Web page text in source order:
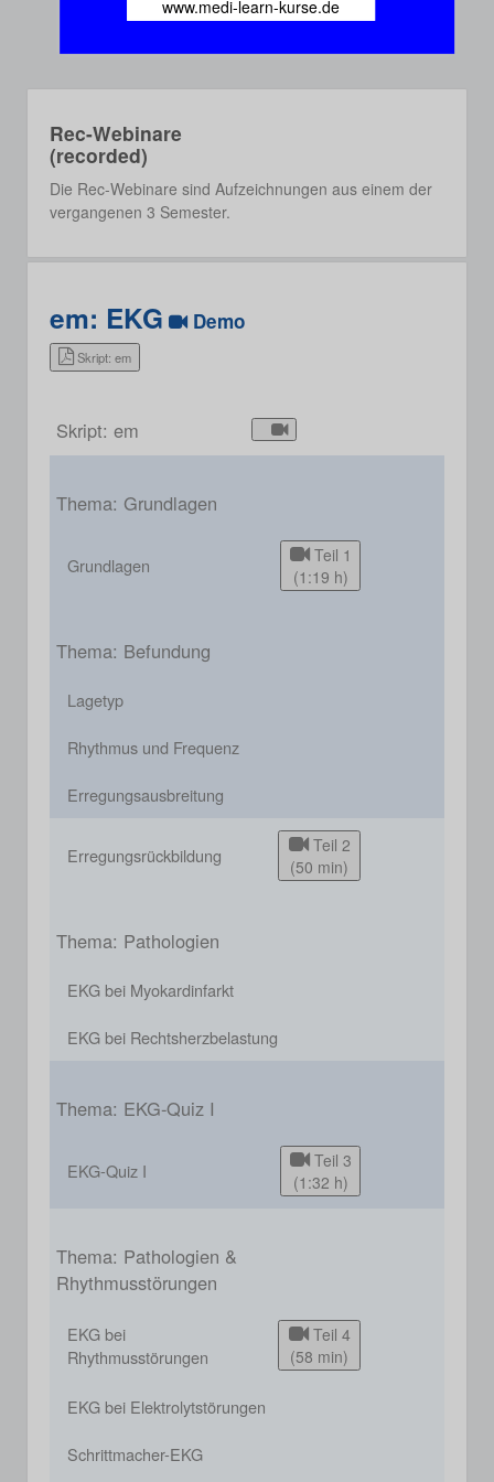
www.medi-learn-kurse.de
Rec-Webinare
(recorded)
Die Rec-Webinare sind Aufzeichnungen aus einem der
vergangenen 3 Semester.
em: EKG Demo
Skript: em
Skript: em
Thema: Grundlagen
Grundlagen
Teil 1
(1:19 h)
Thema: Befundung
Lagetyp
Rhythmus und Frequenz
Erregungsausbreitung
Erregungsrückbildung
Teil 2
(50 min)
Thema: Pathologien
EKG bei Myokardinfarkt
EKG bei Rechtsherzbelastung
Thema: EKG-Quiz I
EKG-Quiz I
Teil 3
(1:32 h)
Thema: Pathologien &
Rhythmusstörungen
EKG bei
Rhythmusstörungen
Teil 4
(58 min)
EKG bei Elektrolytstörungen
Schrittmacher-EKG